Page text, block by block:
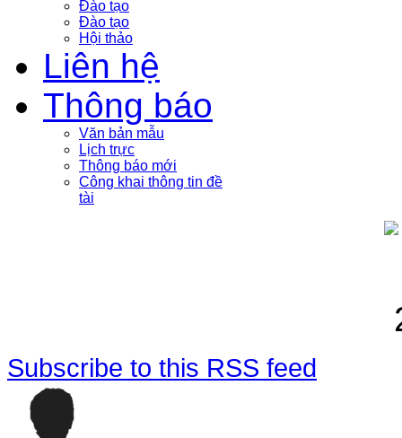
Đào tạo
Đào tạo
Hội thảo
Liên hệ
Thông báo
Văn bản mẫu
Lịch trực
Thông báo mới
Công khai thông tin đề
tài
Subscribe to this RSS feed